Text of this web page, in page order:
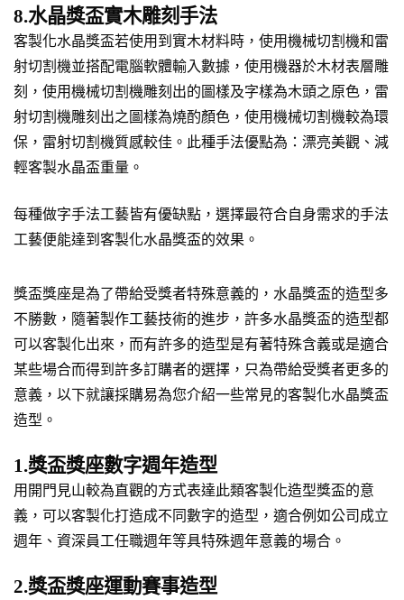
8.水晶獎盃實木雕刻手法
客製化水晶獎盃若使用到實木材料時，使用機械切割機和雷
射切割機並搭配電腦軟體輸入數據，使用機器於木材表層雕
刻，使用機械切割機雕刻出的圖樣及字樣為木頭之原色，雷
射切割機雕刻出之圖樣為燒酌顏色，使用機械切割機較為環
保，雷射切割機質感較佳。此種手法優點為：漂亮美觀、減
輕客製水晶盃重量。
每種做字手法工藝皆有優缺點，選擇最符合自身需求的手法
工藝便能達到客製化水晶獎盃的效果。
獎盃獎座是為了帶給受獎者特殊意義的，水晶獎盃的造型多
不勝數，隨著製作工藝技術的進步，許多水晶獎盃的造型都
可以客製化出來，而有許多的造型是有著特殊含義或是適合
某些場合而得到許多訂購者的選擇，只為帶給受獎者更多的
意義，以下就讓採購易為您介紹一些常見的客製化水晶獎盃
造型。
1.獎盃獎座數字週年造型
用開門見山較為直觀的方式表達此類客製化造型獎盃的意
義，可以客製化打造成不同數字的造型，適合例如公司成立
週年、資深員工任職週年等具特殊週年意義的場合。
2.獎盃獎座運動賽事造型